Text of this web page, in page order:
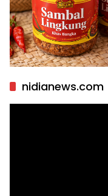
nidianews.com